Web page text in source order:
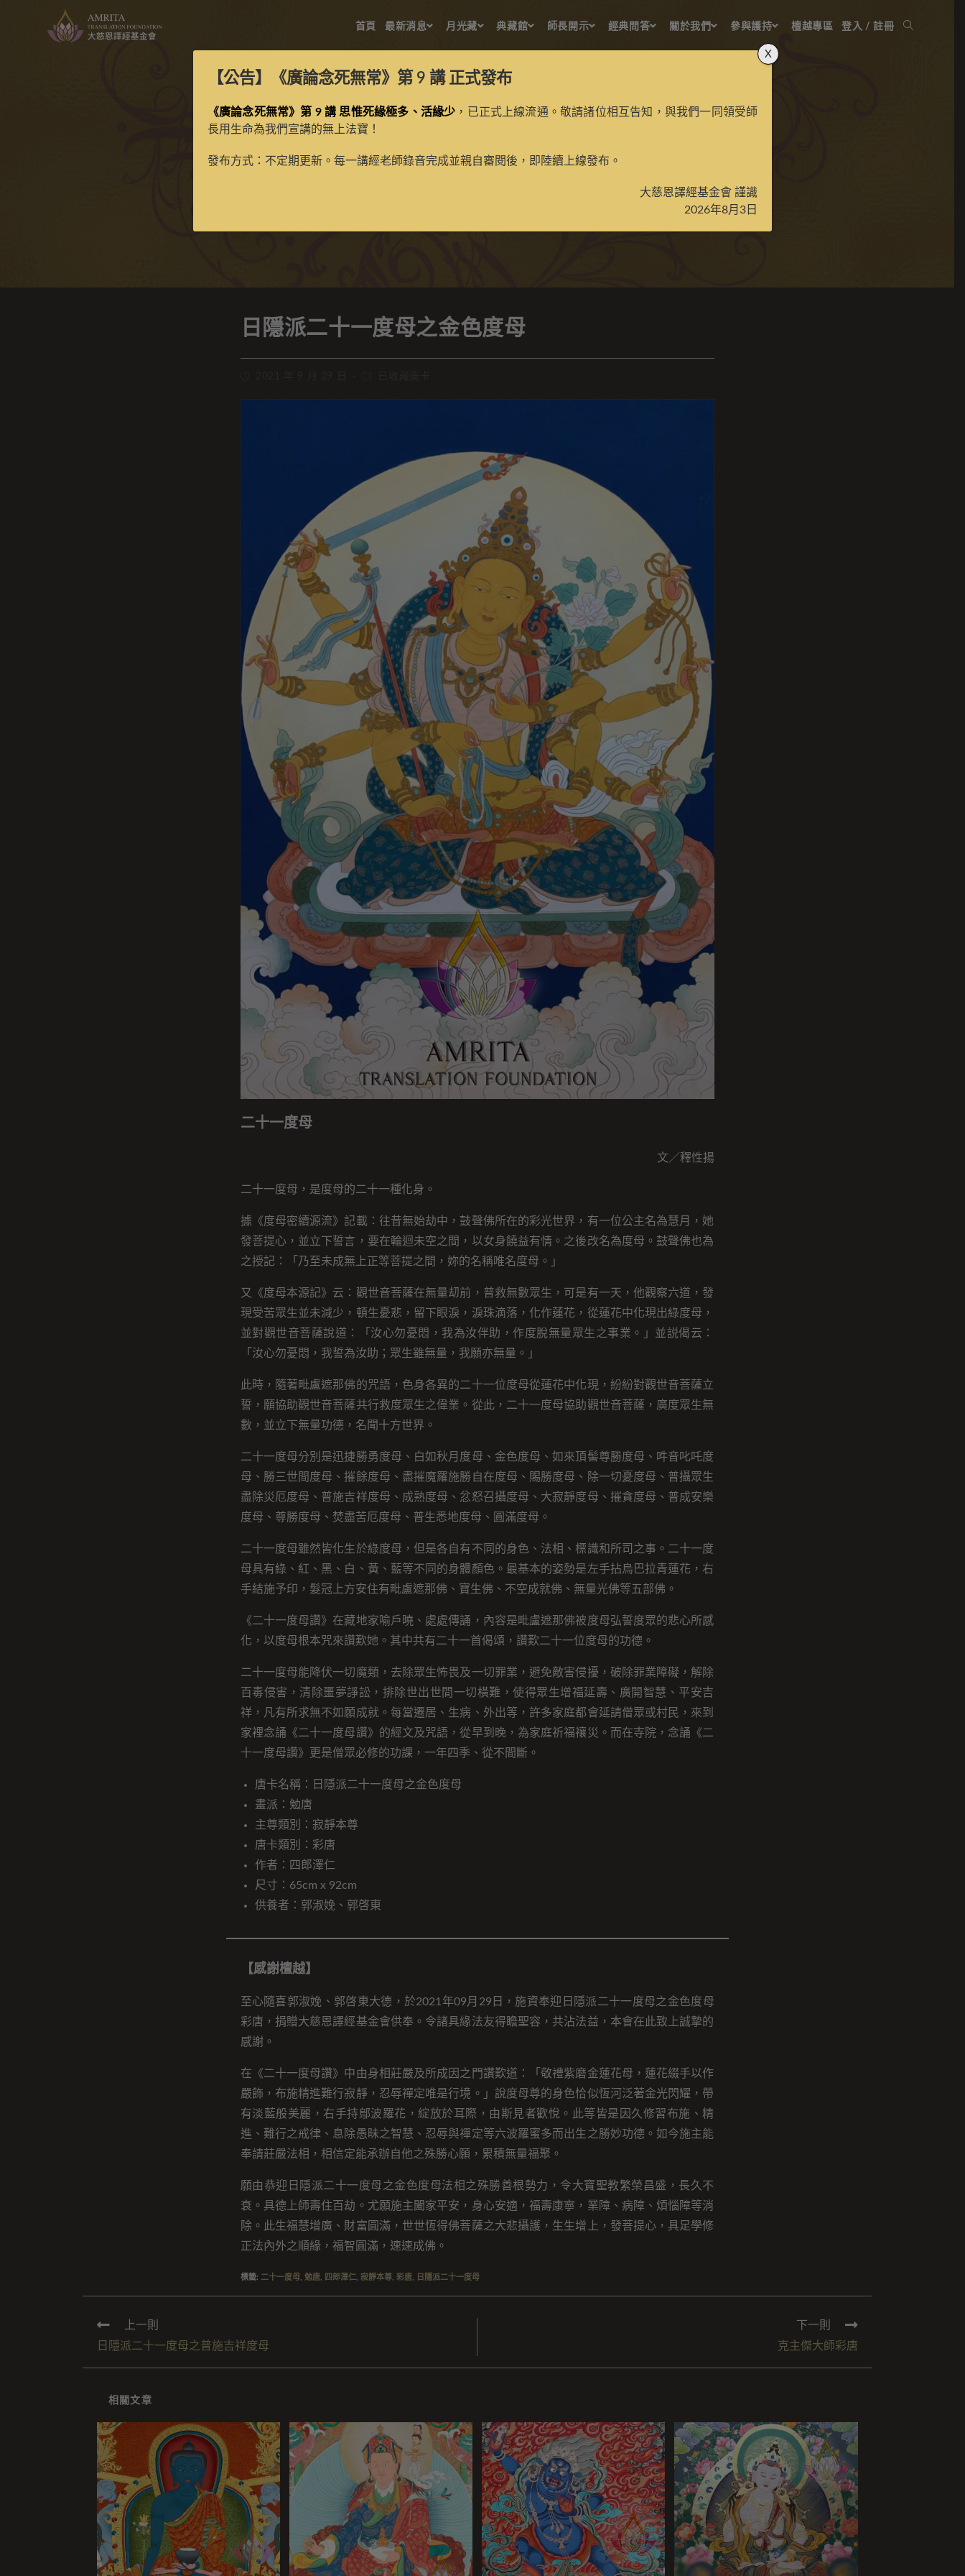
首頁 最新消息 月光藏 典藏館 師長開示 經典問答 關於我們 參與護持 檀越專區 登入 / 註冊
日隱派二十一度母之金色度母
日隱派二十一度母之金色度母
二十一度母
文／釋性揚
二十一度母，是度母的二十一種化身。
據《度母密續源流》記載：往昔無始劫中，鼓聲佛所在的彩光世界，有一位公主名為慧月，她
發菩提心，並立下誓言，要在輪迴未空之間，以女身饒益有情。之後改名為度母。鼓聲佛也為
之授記：「乃至未成無上正等菩提之間，妳的名稱唯名度母。」
又《度母本源記》云：觀世音菩薩在無量刧前，普救無數眾生，可是有一天，他觀察六道，發
現受苦眾生並未減少，頓生憂悲，留下眼淚，淚珠滴落，化作蓮花，從蓮花中化現出綠度母，
並對觀世音菩薩說道：「汝心勿憂悶，我為汝伴助，作度脫無量眾生之事業。」並説偈云：
「汝心勿憂悶，我誓為汝助；眾生雖無量，我願亦無量。」
此時，隨著毗盧遮那佛的咒語，色身各異的二十一位度母從蓮花中化現，紛紛對觀世音菩薩立
誓，願協助觀世音菩薩共行救度眾生之偉業。從此，二十一度母協助觀世音菩薩，廣度眾生無
數，並立下無量功德，名聞十方世界。
二十一度母分別是迅捷勝勇度母、白如秋月度母、金色度母、如來頂髻尊勝度母、吽音叱吒度
母、勝三世間度母、摧餘度母、盡摧魔羅施勝自在度母、賜勝度母、除一切憂度母、普攝眾生
盡除災厄度母、普施吉祥度母、成熟度母、忿怒召攝度母、大寂靜度母、摧貪度母、普成安樂
度母、尊勝度母、焚盡苦厄度母、普生悉地度母、圓滿度母。
二十一度母雖然皆化生於綠度母，但是各自有不同的身色、法相、標識和所司之事。二十一度
母具有綠、紅、黑、白、黃、藍等不同的身體顏色。最基本的姿勢是左手拈烏巴拉青蓮花，右
手結施予印，髮冠上方安住有毗盧遮那佛、寶生佛、不空成就佛、無量光佛等五部佛。
《二十一度母讚》在藏地家喻戶曉、處處傳誦，內容是毗盧遮那佛被度母弘誓度眾的悲心所感
化，以度母根本咒來讚歎她。其中共有二十一首偈頌，讚歎二十一位度母的功德。
二十一度母能降伏一切魔類，去除眾生怖畏及一切罪業，避免敵害侵擾，破除罪業障礙，解除
百毒侵害，清除噩夢諍訟，排除世出世間一切橫難，使得眾生增福延壽、廣開智慧、平安吉
祥，凡有所求無不如願成就。每當遷居、生病、外出等，許多家庭都會延請僧眾或村民，來到
家裡念誦《二十一度母讚》的經文及咒語，從早到晚，為家庭祈福禳災。而在寺院，念誦《二
十一度母讚》更是僧眾必修的功課，一年四季、從不間斷。
唐卡名稱：日隱派二十一度母之金色度母
畫派：勉唐
主尊類別：寂靜本尊
唐卡類別：彩唐
作者：四郎澤仁
尺寸：65cm x 92cm
供養者：郭淑娩、郭啓東
【感謝檀越】
至心隨喜郭淑娩、郭啓東大德，於2021年09月29日，施資奉迎日隱派二十一度母之金色度母
彩唐，捐贈大慈恩譯經基金會供奉。令諸具緣法友得瞻聖容，共沾法益，本會在此致上誠摯的
感謝。
在《二十一度母讚》中由身相莊嚴及所成因之門讚歎道：「敬禮紫磨金蓮花母，蓮花綴手以作
嚴飾，布施精進難行寂靜，忍辱禪定唯是行境。」說度母尊的身色恰似恆河泛著金光閃耀，帶
有淡藍般美麗，右手持鄔波羅花，綻放於耳際，由斯見者歡悅。此等皆是因久修習布施、精
進、難行之戒律、息除愚昧之智慧、忍辱與禪定等六波羅蜜多而出生之勝妙功德。如今施主能
奉請莊嚴法相，相信定能承辦自他之殊勝心願，累積無量福聚。
願由恭迎日隱派二十一度母之金色度母法相之殊勝善根勢力，令大寶聖教繁榮昌盛，長久不
衰。具德上師壽住百劫。尤願施主闔家平安，身心安適，福壽康寧，業障、病障、煩惱障等消
除。此生福慧增廣、財富圓滿，世世恆得佛菩薩之大悲攝護，生生增上，發菩提心，具足學修
正法內外之順緣，福智圓滿，速速成佛。
標籤: 二十一度母, 勉唐, 四郎澤仁 寂靜本尊, 彩唐, 日隱派二十一度母
上一則
日隱派二十一度母之普施吉祥度母
下一則
克主傑大師彩唐
相關文章
【公告】 《廣論念死無常》第 9 講正式發布
《廣論念死無常》第 9 講 思惟死緣極多、活緣少 ，已正式上線流通。敬請諸位相互告知，與我們一同領受師
長用生命為我們宣講的無上法寶！
發布方式：不定期更新。每一講經老師錄音完成並親自審閱後，即陸續上線發布。
大慈恩譯經基金會 謹識
2026年8月3日
X